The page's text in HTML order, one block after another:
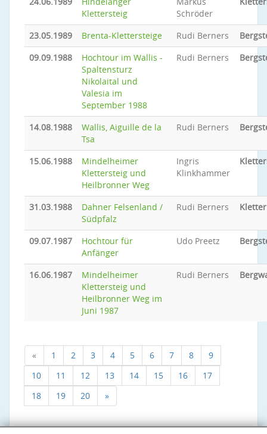
Klettersteig
Schröder
23.05.1989 Brenta-Klettersteige Rudi Berners
09.09.1988
Hochtour im Wallis -
Spaltensturz
Nikolaital und
Valesia im
September 1988
Rudi Berners
14.08.1988
Wallis, Aiguille de la
Tsa
Rudi Berners
15.06.1988
Mindelheimer
Klettersteig und
Heilbronner Weg
Ingris
Klinkhammer
31.03.1988
Dahner Felsenland /
Südpfalz
Rudi Berners
09.07.1987
Hochtour für
Anfänger
Udo Preetz
16.06.1987
Mindelheimer
Klettersteig und
Heilbronner Weg im
Juni 1987
Rudi Berners
« 1 2 3 4 5 6 7 8
9
10
11 12 13 14 15 16
17
18
19 20 »